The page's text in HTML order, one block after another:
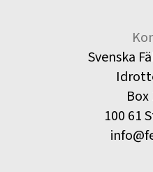
Svenska
Box
100 61